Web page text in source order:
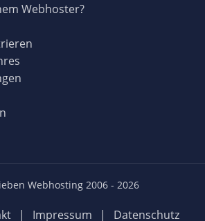
Webhoster?
Webhosting 2006 - 2026
| Impressum | Datenschutz